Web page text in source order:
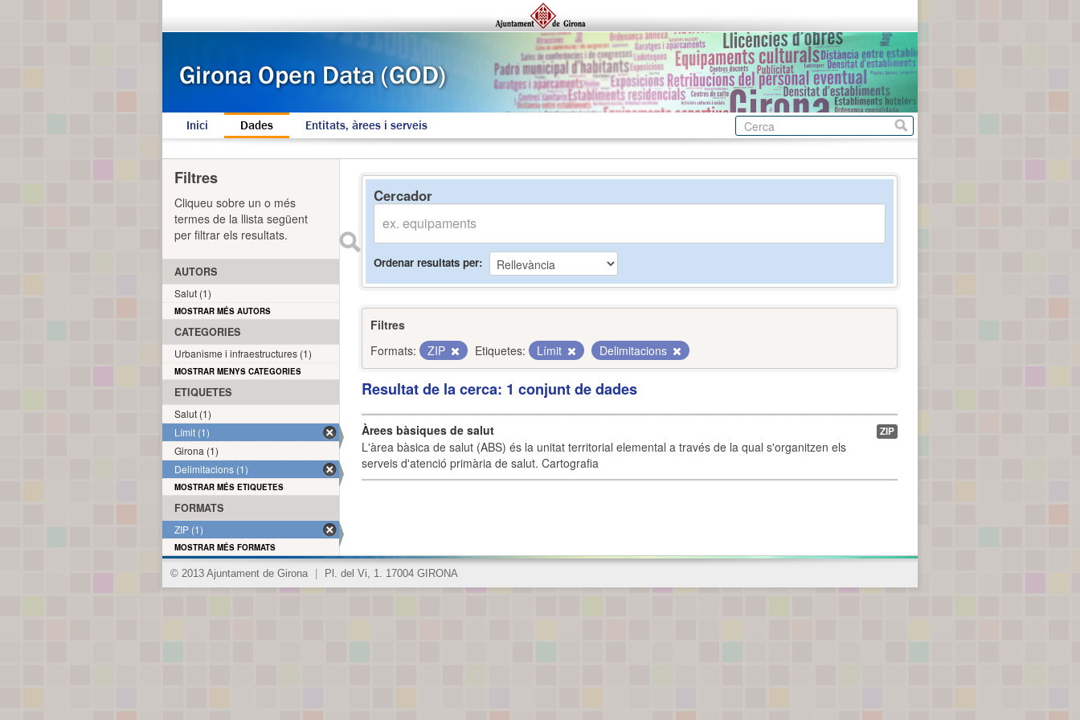
Inici Dades Entitats, àrees i serveis
Cercador
Ordenar resultats per
Filtres
Formats:
ZIP Etiquetes: Límit Delimitacions
Resultat de la cerca: 1 conjunt de dades
Àrees bàsiques de salut
L'àrea bàsica de salut (ABS) és la unitat territorial elemental a través de la qual s'organitzen els
serveis d'atenció primària de salut. Cartografia
ZIP
Filtres
Cliqueu sobre un o més
termes de la llista següent
per filtrar els resultats.
AUTORS
Salut (1)
MOSTRAR MÉS AUTORS
CATEGORIES
Urbanisme i infraestructures (1)
MOSTRAR MENYS CATEGORIES
ETIQUETES
Salut (1)
Límit (1)
Girona (1)
Delimitacions (1)
MOSTRAR MÉS ETIQUETES
FORMATS
ZIP (1)
MOSTRAR MÉS FORMATS
© 2013 Ajuntament de Girona Pl. del Vi, 1. 17004 GIRONA